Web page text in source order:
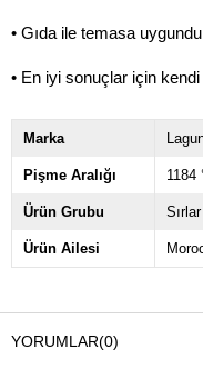
• Gıda ile temasa
• En iyi sonuçlar için kendi
Marka
Pişme Aralığı 1184
Ürün Grubu Sırlar
Ürün Ailesi
YORUMLAR(0)